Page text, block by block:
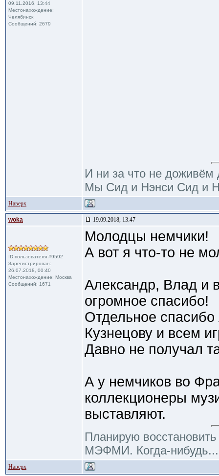
09.11.2016, 13:44
Местонахождение:
Челябинск
Сообщений: 2679
И ни за что не доживём
Мы Сид и Нэнси Сид и
Наверх
woka 19.09.2018, 13:47
ID пользователя #9592
Зарегистрирован:
26.07.2018, 00:40
Местонахождение: Москва
Сообщений: 1671
Молодцы немчики!
А вот я что-то не
Александр, Влад и
огромное спасибо!
Отдельное
Кузнецову и всем
Давно не получал
А у немчиков во
коллекционеры
выставляют.
Планирую
МЭФМИ. Когда-
Наверх